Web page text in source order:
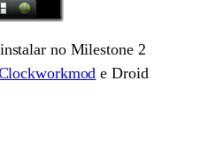
no Milestone 2
e Droid